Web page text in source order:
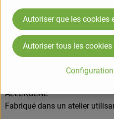
exigeants grâce à sa texture
COMPOSITION
45% issus de l'agriculture
ALLERGENE
Fabriqué dans un atelier
Autoriser que les cookies
Autoriser tous les cookies